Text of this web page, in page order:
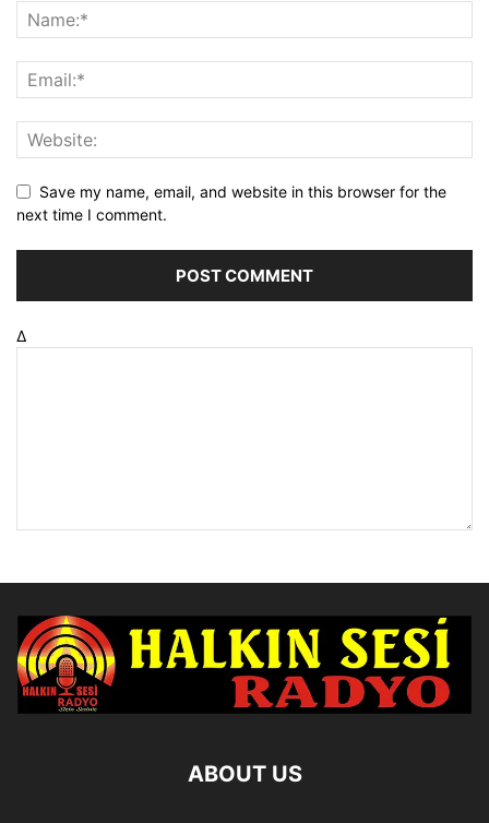
Save my name, email, and website in this browser for the
next time I comment.
Δ
ABOUT US